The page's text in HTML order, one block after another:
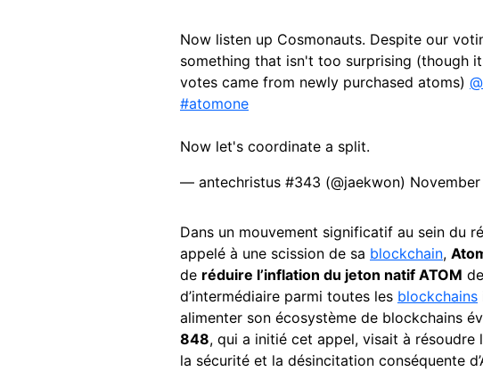
Now listen up Cosmonauts. Despite our
something that isn't too surprising (though
votes came from newly purchased atoms)
#atomone
Now let's coordinate a split.
— antechristus #343 (@jaekwon)
Dans un mouvement significatif au sein du
appelé à une scission de sa blockchain,
de réduire l’inflation du jeton natif ATOM
d’intermédiaire parmi toutes les blockchains
alimenter son écosystème de blockchains
848, qui a initié cet appel, visait à
la sécurité et la désincitation conséquente